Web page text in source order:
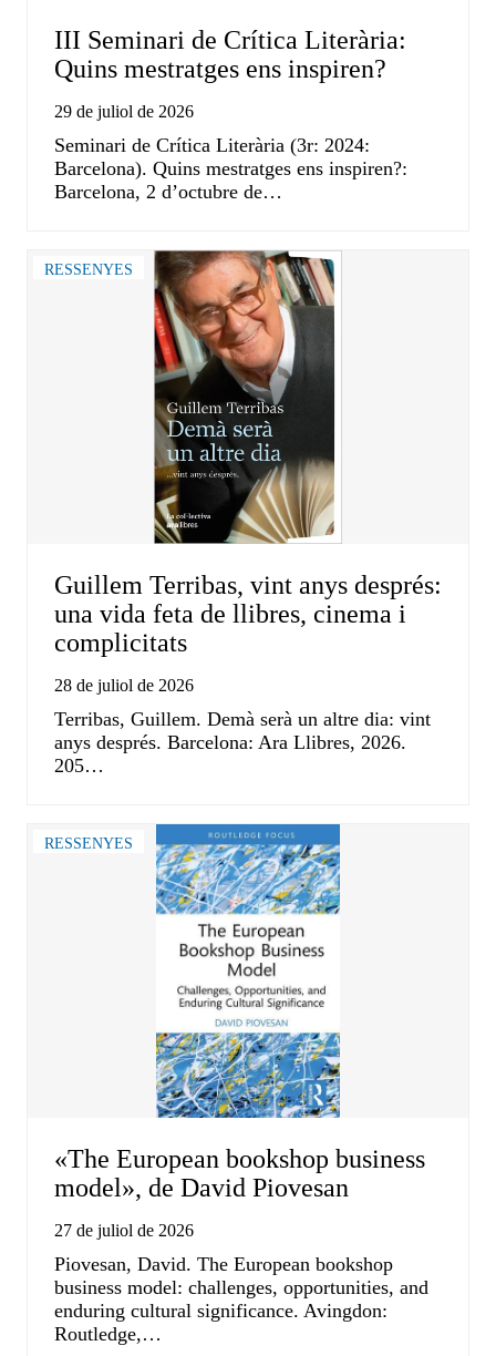
III Seminari de Crítica Literària:
Quins mestratges ens inspiren?
29 de juliol de 2026
Seminari de Crítica Literària (3r: 2024:
Barcelona). Quins mestratges ens inspiren?:
Barcelona, 2 d’octubre de…
RESSENYES
Guillem Terribas, vint anys després:
una vida feta de llibres, cinema i
complicitats
28 de juliol de 2026
Terribas, Guillem. Demà serà un altre dia: vint
anys després. Barcelona: Ara Llibres, 2026.
205…
RESSENYES
«The European bookshop business
model», de David Piovesan
27 de juliol de 2026
Piovesan, David. The European bookshop
business model: challenges, opportunities, and
enduring cultural significance. Avingdon:
Routledge,…